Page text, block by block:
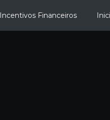
Incentivos Financeiros